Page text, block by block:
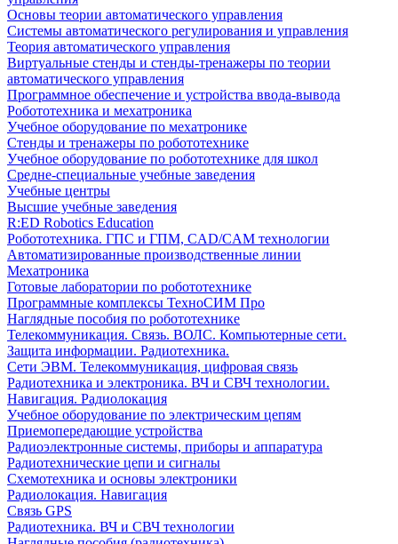
Основы теории автоматического управления
Системы автоматического регулирования и управления
Теория автоматического управления
Виртуальные стенды и стенды-тренажеры по теории
автоматического управления
Программное обеспечение и устройства ввода-вывода
Робототехника и мехатроника
Учебное оборудование по мехатронике
Стенды и тренажеры по робототехнике
Учебное оборудование по робототехнике для школ
Средне-специальные учебные заведения
Учебные центры
Высшие учебные заведения
R:ED Robotics Education
Робототехника. ГПС и ГПМ, CAD/CAM технологии
Автоматизированные производственные линии
Мехатроника
Готовые лаборатории по робототехнике
Программные комплексы ТехноСИМ Про
Наглядные пособия по робототехнике
Телекоммуникация. Связь. ВОЛС. Компьютерные сети.
Защита информации. Радиотехника.
Сети ЭВМ. Телекоммуникация, цифровая связь
Радиотехника и электроника. ВЧ и СВЧ технологии.
Навигация. Радиолокация
Учебное оборудование по электрическим цепям
Приемопередающие устройства
Радиоэлектронные системы, приборы и аппаратура
Радиотехнические цепи и сигналы
Схемотехника и основы электроники
Радиолокация. Навигация
Связь GPS
Радиотехника. ВЧ и СВЧ технологии